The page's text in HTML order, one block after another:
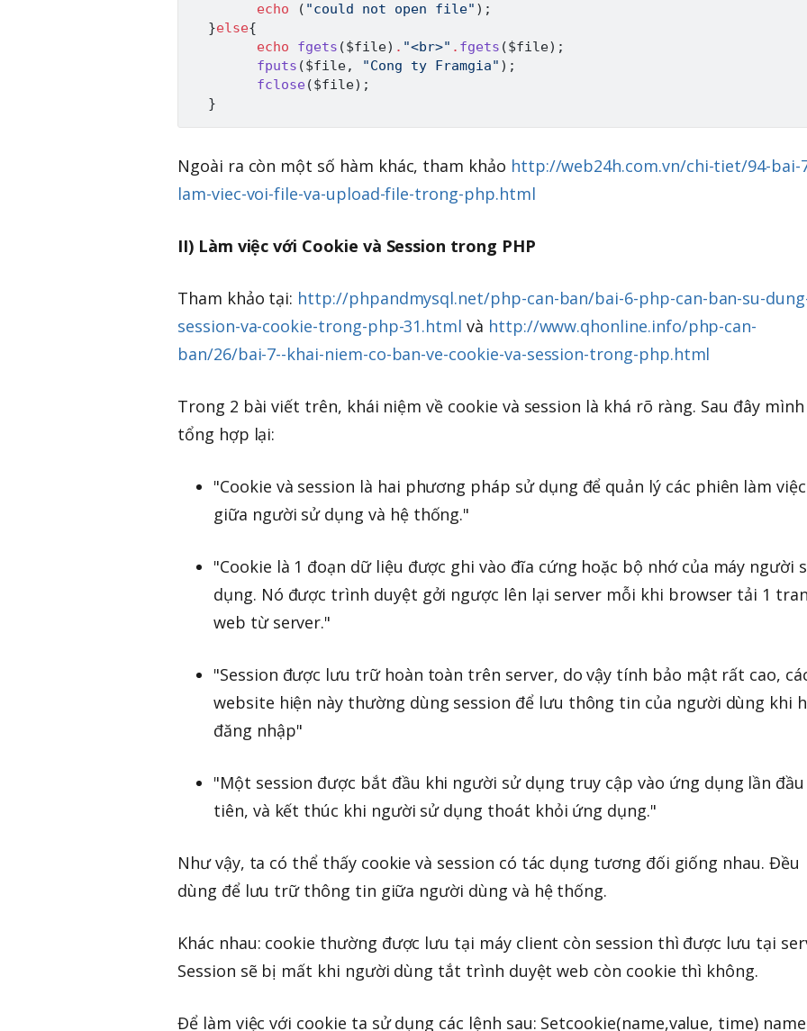
echo
( "could not open file" ) ;
}else{
echo
fgets ($file) . "<br>" . fgets ($file) ;
fputs ($file, "Cong ty Framgia" ) ;
fclose($file) ;
}
Ngoài ra còn một số hàm khác, tham khảo http://web24h.com.vn/chi-tiet/94-bai-
lam-viec-voi-file-va-upload-file-trong-php.html
II) Làm việc với Cookie và Session trong PHP
Tham khảo tại: http://phpandmysql.net/php-can-ban/bai-6-php-can-ban-su-
session-va-cookie-trong-php-31.html và http://www.qhonline.info/php-can-
ban/26/bai-7--khai-niem-co-ban-ve-cookie-va-session-trong-php.html
Trong 2 bài viết trên, khái niệm về cookie và session là khá rõ ràng. Sau đây mình
tổng hợp lại:
"Cookie và session là hai phương pháp sử dụng để quản lý các phiên làm việc
giữa người sử dụng và hệ thống."
"Cookie là 1 đoạn dữ liệu được ghi vào đĩa cứng hoặc bộ nhớ của máy người
dụng. Nó được trình duyệt gởi ngược lên lại server mỗi khi browser tải 1
web từ server."
"Session được lưu trữ hoàn toàn trên server, do vậy tính bảo mật rất cao,
website hiện này thường dùng session để lưu thông tin của người dùng khi
đăng nhập"
"Một session được bắt đầu khi người sử dụng truy cập vào ứng dụng lần đầu
tiên, và kết thúc khi người sử dụng thoát khỏi ứng dụng."
Như vậy, ta có thể thấy cookie và session có tác dụng tương đối giống nhau. Đều
dùng để lưu trữ thông tin giữa người dùng và hệ thống.
Khác nhau: cookie thường được lưu tại máy client còn session thì được lưu tại
Session sẽ bị mất khi người dùng tắt trình duyệt web còn cookie thì không.
Để làm việc với cookie ta sử dụng các lệnh sau: Setcookie(name,value, time)